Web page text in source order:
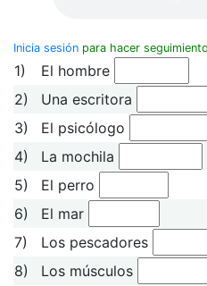
Inicia sesión para hacer
1)
El hombre
2)
Una escritora
3)
El psicólogo
4)
La mochila
5)
El perro
6)
El mar
7)
Los pescadores
8)
Los músculos